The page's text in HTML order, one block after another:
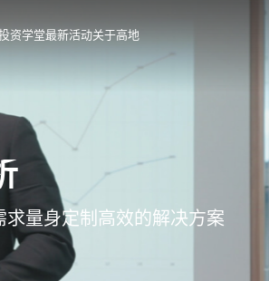
资学堂最新活动关于高地
量身定制高效的解决方案